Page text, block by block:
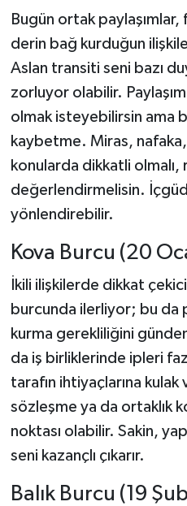
Bugün ortak
derin bağ kurduğun
Aslan transiti seni bazı
zorluyor olabilir.
olmak isteyebilirsin ama
kaybetme. Miras,
konularda dikkatli olmalı,
değerlendirmelisin.
yönlendirebilir.
Kova Burcu (20
İkili ilişkilerde dikkat
burcunda ilerliyor; bu
kurma gerekliliğini
da iş birliklerinde ipleri
tarafın ihtiyaçlarına
sözleşme ya da ortaklık
noktası olabilir. Sakin,
seni kazançlı çıkarır.
Balık Burcu (19